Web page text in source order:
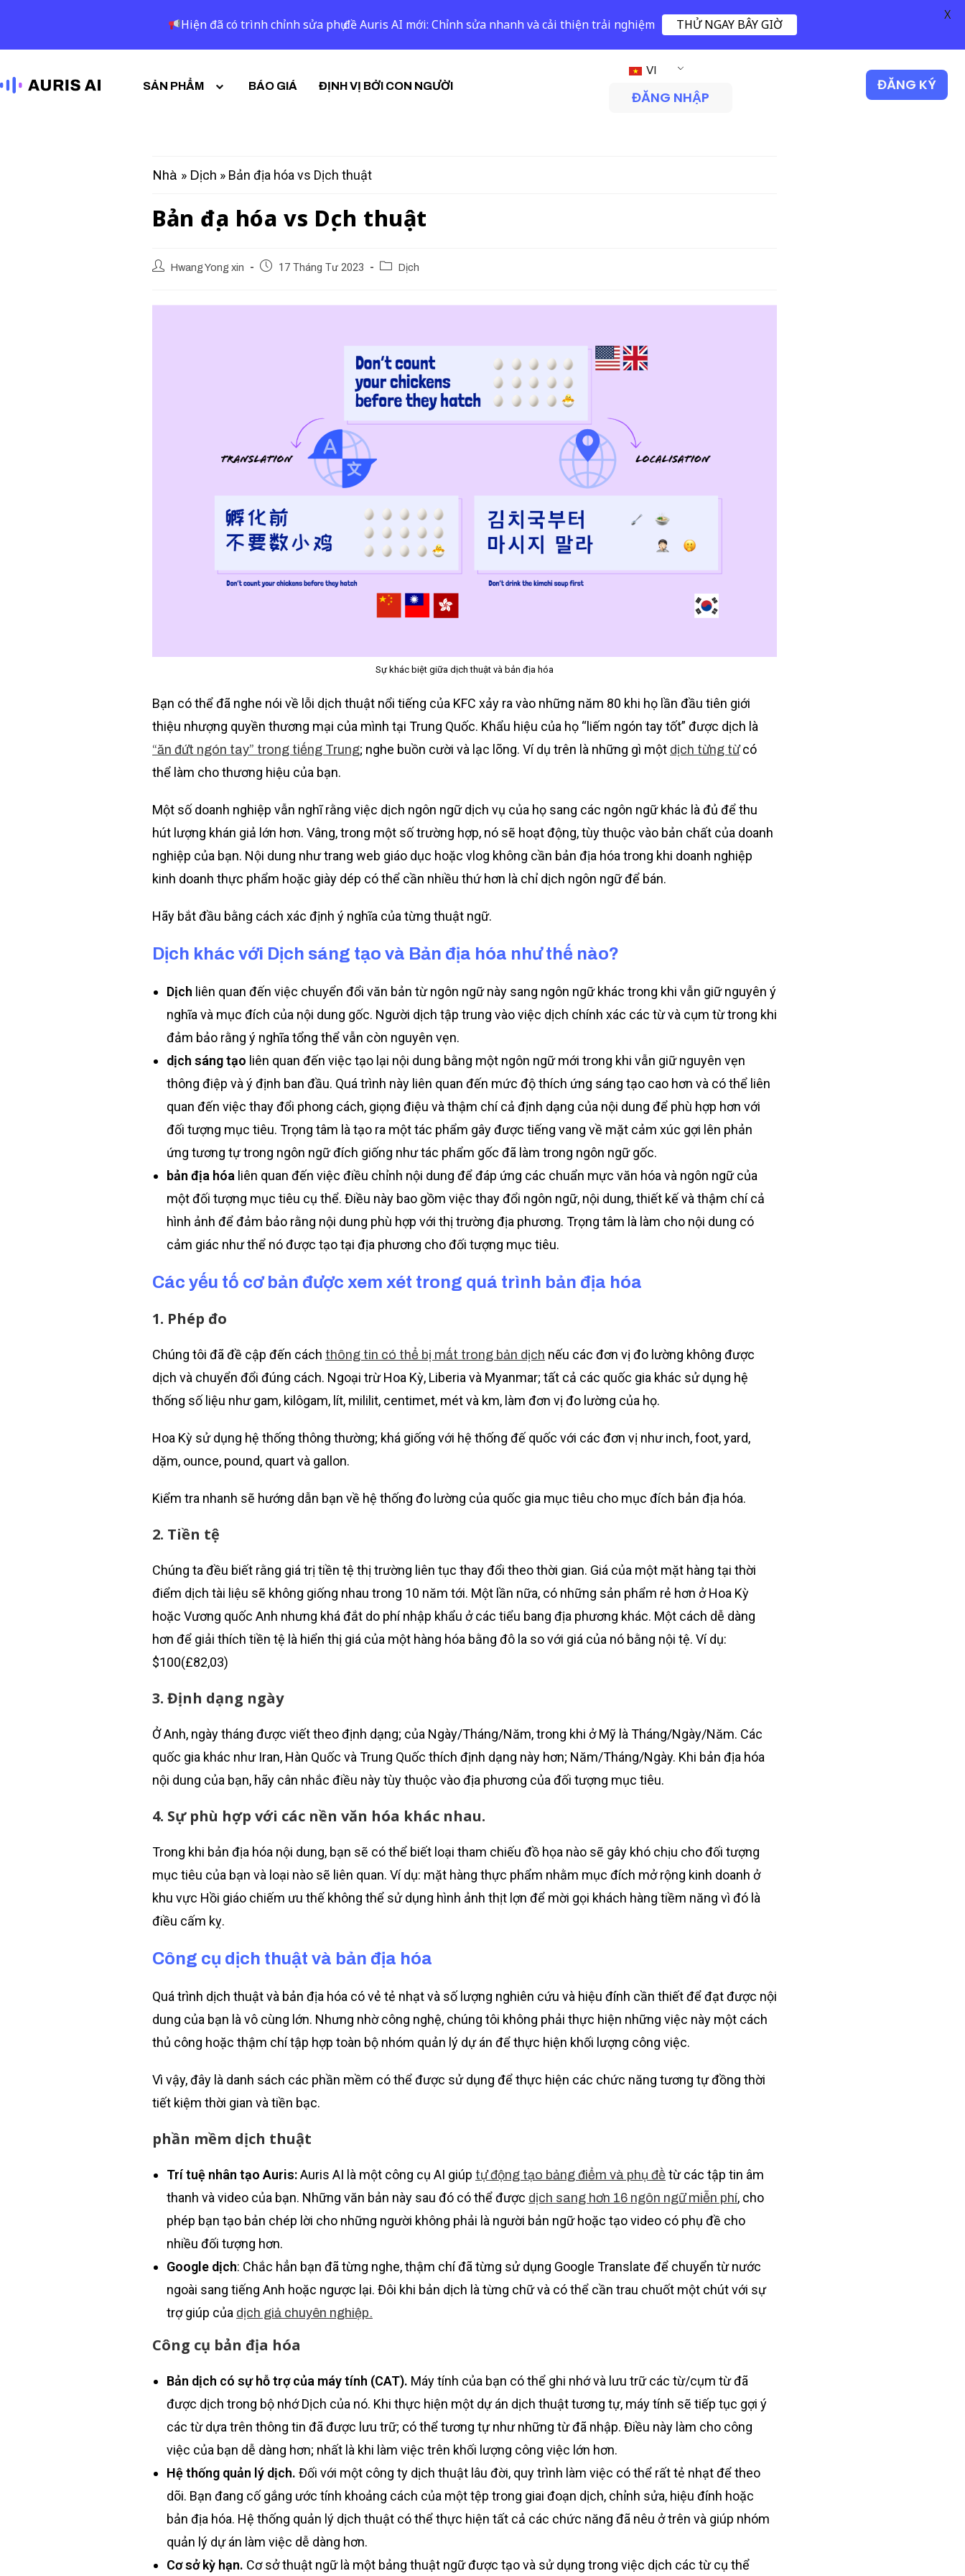
SẢN PHẨM BÁO GIÁ ĐỊNH VỊ BỞI CON NGƯỜI
VI
ĐĂNG NHẬP
ĐĂNG KÝ
Nhà » Dịch » Bản địa hóa vs Dịch thuật
Bản địa hóa vs Dịch thuật
Hwang Yong xin 17 Tháng Tư 2023 Dịch
Sự khác biệt giữa dịch thuật và bản địa hóa
Bạn có thể đã nghe nói về lỗi dịch thuật nổi tiếng của KFC xảy ra vào những năm 80 khi họ lần đầu tiên giới
thiệu nhượng quyền thương mại của mình tại Trung Quốc. Khẩu hiệu của họ “liếm ngón tay tốt” được dịch là
“ăn đứt ngón tay” trong tiếng Trung; nghe buồn cười và lạc lõng. Ví dụ trên là những gì một dịch từng từcó
thể làm cho thương hiệu của bạn.
Một số doanh nghiệp vẫn nghĩ rằng việc dịch ngôn ngữ dịch vụ của họ sang các ngôn ngữ khác là đủ để thu
hút lượng khán giả lớn hơn. Vâng, trong một số trường hợp, nó sẽ hoạt động, tùy thuộc vào bản chất của doanh
nghiệp của bạn. Nội dung như trang web giáo dục hoặc vlog không cần bản địa hóa trong khi doanh nghiệp
kinh doanh thực phẩm hoặc giày dép có thể cần nhiều thứ hơn là chỉ dịch ngôn ngữ để bán.
Hãy bắt đầu bằng cách xác định ý nghĩa của từng thuật ngữ.
Dịch khác với Dịch sáng tạo và Bản địa hóa như thế nào?
Dịch liên quan đến việc chuyển đổi văn bản từ ngôn ngữ này sang ngôn ngữ khác trong khi vẫn giữ nguyên ý
nghĩa và mục đích của nội dung gốc. Người dịch tập trung vào việc dịch chính xác các từ và cụm từ trong khi
đảm bảo rằng ý nghĩa tổng thể vẫn còn nguyên vẹn.
dịch sáng tạo liên quan đến việc tạo lại nội dung bằng một ngôn ngữ mới trong khi vẫn giữ nguyên vẹn
thông điệp và ý định ban đầu. Quá trình này liên quan đến mức độ thích ứng sáng tạo cao hơn và có thể liên
quan đến việc thay đổi phong cách, giọng điệu và thậm chí cả định dạng của nội dung để phù hợp hơn với
đối tượng mục tiêu. Trọng tâm là tạo ra một tác phẩm gây được tiếng vang về mặt cảm xúc gợi lên phản
ứng tương tự trong ngôn ngữ đích giống như tác phẩm gốc đã làm trong ngôn ngữ gốc.
bản địa hóa liên quan đến việc điều chỉnh nội dung để đáp ứng các chuẩn mực văn hóa và ngôn ngữ của
một đối tượng mục tiêu cụ thể. Điều này bao gồm việc thay đổi ngôn ngữ, nội dung, thiết kế và thậm chí cả
hình ảnh để đảm bảo rằng nội dung phù hợp với thị trường địa phương. Trọng tâm là làm cho nội dung có
cảm giác như thể nó được tạo tại địa phương cho đối tượng mục tiêu.
Các yếu tố cơ bản được xem xét trong quá trình bản địa hóa
1. Phép đo
Chúng tôi đã đề cập đến cách thông tin có thể bị mất trong bản dịch nếu các đơn vị đo lường không được
dịch và chuyển đổi đúng cách. Ngoại trừ Hoa Kỳ, Liberia và Myanmar; tất cả các quốc gia khác sử dụng hệ
thống số liệu như gam, kilôgam, lít, mililit, centimet, mét và km, làm đơn vị đo lường của họ.
Hoa Kỳ sử dụng hệ thống thông thường; khá giống với hệ thống đế quốc với các đơn vị như inch, foot, yard,
dặm, ounce, pound, quart và gallon.
Kiểm tra nhanh sẽ hướng dẫn bạn về hệ thống đo lường của quốc gia mục tiêu cho mục đích bản địa hóa.
2. Tiền tệ
Chúng ta đều biết rằng giá trị tiền tệ thị trường liên tục thay đổi theo thời gian. Giá của một mặt hàng tại thời
điểm dịch tài liệu sẽ không giống nhau trong 10 năm tới. Một lần nữa, có những sản phẩm rẻ hơn ở Hoa Kỳ
hoặc Vương quốc Anh nhưng khá đắt do phí nhập khẩu ở các tiểu bang địa phương khác. Một cách dễ dàng
hơn để giải thích tiền tệ là hiển thị giá của một hàng hóa bằng đô la so với giá của nó bằng nội tệ. Ví dụ:
$100(£82,03)
3. Định dạng ngày
Ở Anh, ngày tháng được viết theo định dạng; của Ngày/Tháng/Năm, trong khi ở Mỹ là Tháng/Ngày/Năm. Các
quốc gia khác như Iran, Hàn Quốc và Trung Quốc thích định dạng này hơn; Năm/Tháng/Ngày. Khi bản địa hóa
nội dung của bạn, hãy cân nhắc điều này tùy thuộc vào địa phương của đối tượng mục tiêu.
4. Sự phù hợp với các nền văn hóa khác nhau.
Trong khi bản địa hóa nội dung, bạn sẽ có thể biết loại tham chiếu đồ họa nào sẽ gây khó chịu cho đối tượng
mục tiêu của bạn và loại nào sẽ liên quan. Ví dụ: mặt hàng thực phẩm nhằm mục đích mở rộng kinh doanh ở
khu vực Hồi giáo chiếm ưu thế không thể sử dụng hình ảnh thịt lợn để mời gọi khách hàng tiềm năng vì đó là
điều cấm kỵ.
Công cụ dịch thuật và bản địa hóa
Quá trình dịch thuật và bản địa hóa có vẻ tẻ nhạt và số lượng nghiên cứu và hiệu đính cần thiết để đạt được nội
dung của bạn là vô cùng lớn. Nhưng nhờ công nghệ, chúng tôi không phải thực hiện những việc này một cách
thủ công hoặc thậm chí tập hợp toàn bộ nhóm quản lý dự án để thực hiện khối lượng công việc.
Vì vậy, đây là danh sách các phần mềm có thể được sử dụng để thực hiện các chức năng tương tự đồng thời
tiết kiệm thời gian và tiền bạc.
phần mềm dịch thuật
Trí tuệ nhân tạo Auris:Auris AI là một công cụ AI giúp tự động tạo bảng điểm và phụ đề từ các tập tin âm
thanh và video của bạn. Những văn bản này sau đó có thể được dịch sang hơn 16 ngôn ngữ miễn phí, cho
phép bạn tạo bản chép lời cho những người không phải là người bản ngữ hoặc tạo video có phụ đề cho
nhiều đối tượng hơn.
Google dịch: Chắc hẳn bạn đã từng nghe, thậm chí đã từng sử dụng Google Translate để chuyển từ nước
ngoài sang tiếng Anh hoặc ngược lại. Đôi khi bản dịch là từng chữ và có thể cần trau chuốt một chút với sự
trợ giúp của dịch giả chuyên nghiệp.
Công cụ bản địa hóa
Bản dịch có sự hỗ trợ của máy tính (CAT). Máy tính của bạn có thể ghi nhớ và lưu trữ các từ/cụm từ đã
được dịch trong bộ nhớ Dịch của nó. Khi thực hiện một dự án dịch thuật tương tự, máy tính sẽ tiếp tục gợi ý
các từ dựa trên thông tin đã được lưu trữ; có thể tương tự như những từ đã nhập. Điều này làm cho công
việc của bạn dễ dàng hơn; nhất là khi làm việc trên khối lượng công việc lớn hơn.
Hệ thống quản lý dịch. Đối với một công ty dịch thuật lâu đời, quy trình làm việc có thể rất tẻ nhạt để theo
dõi. Bạn đang cố gắng ước tính khoảng cách của một tệp trong giai đoạn dịch, chỉnh sửa, hiệu đính hoặc
bản địa hóa. Hệ thống quản lý dịch thuật có thể thực hiện tất cả các chức năng đã nêu ở trên và giúp nhóm
quản lý dự án làm việc dễ dàng hơn.
Cơ sở kỳ hạn. Cơ sở thuật ngữ là một bảng thuật ngữ được tạo và sử dụng trong việc dịch các từ cụ thể
Hiện đã có trình chỉnh sửa phụ đề Auris AI mới: Chỉnh sửa nhanh và cải thiện trải nghiệm THỬ NGAY BÂY GIỜ
X